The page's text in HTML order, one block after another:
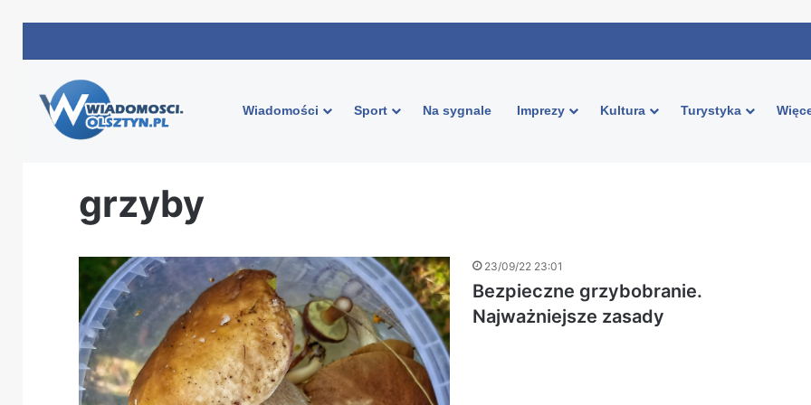
Wiadomości Sport Na sygnale Imprezy Kultura Turystyka
grzyby
23/09/22 23:01
Bezpieczne grzybobranie.
Najważniejsze zasady